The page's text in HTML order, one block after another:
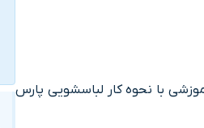
با نحوه کار لباسشویی پارس